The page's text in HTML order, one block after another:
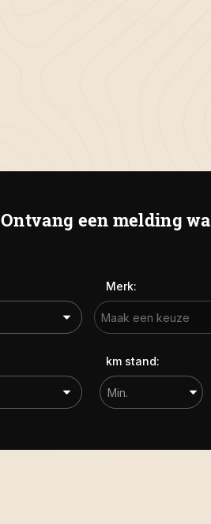
Ontvang een melding
Merk:
km stand: